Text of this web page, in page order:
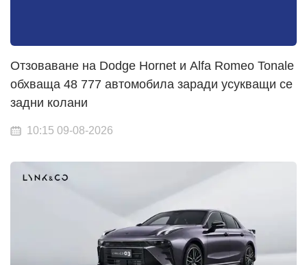
Отзоваване на Dodge Hornet и Alfa Romeo Tonale
обхваща 48 777 автомобила заради усукващи се
задни колани
10:15 09-08-2026